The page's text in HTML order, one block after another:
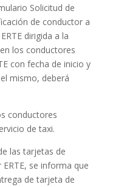
Solicitud de
de conductor a
dirigida a la
los conductores
con fecha de inicio y
mismo, deberá
conductores
de taxi.
las tarjetas de
se informa que
de tarjeta de